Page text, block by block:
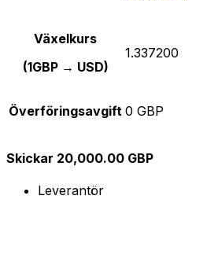
Växelkurs
(1GBP → USD)
1.337200
Överföringsavgift 0 GBP
Skickar 20,000.00 GBP
Leverantör